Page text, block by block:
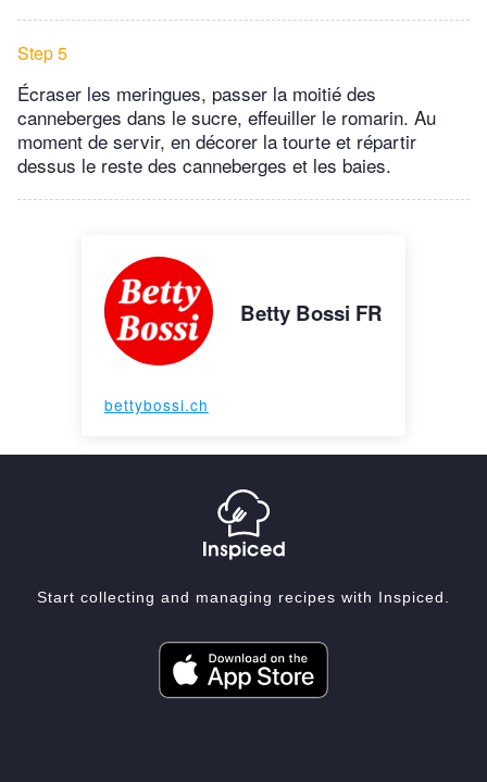
Step 5
Écraser les meringues, passer la moitié des
canneberges dans le sucre, effeuiller le romarin. Au
moment de servir, en décorer la tourte et répartir
dessus le reste des canneberges et les baies.
Betty Bossi FR
bettybossi.ch
Start collecting and managing recipes with Inspiced.